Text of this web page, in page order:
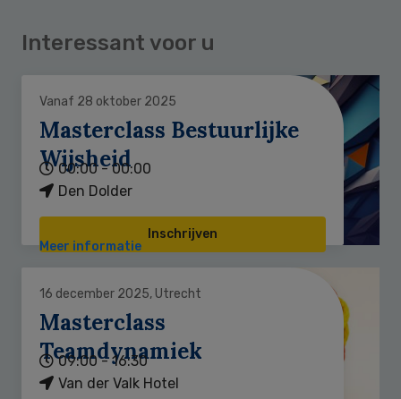
Interessant voor u
Vanaf 28 oktober 2025
Masterclass Bestuurlijke
Wijsheid
00:00 - 00:00
Den Dolder
Inschrijven
Meer informatie
16 december 2025, Utrecht
Masterclass
Teamdynamiek
09:00 - 16:30
Van der Valk Hotel